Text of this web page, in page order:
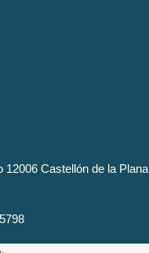
12006 Castellón de la Plana